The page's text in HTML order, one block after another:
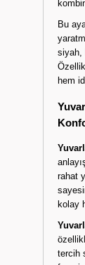
Bu
siyah,
hem
rahat
kolay
tercih